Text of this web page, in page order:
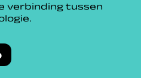
verbinding tussen